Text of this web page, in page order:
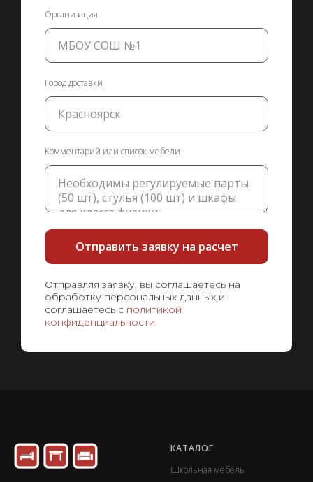
Организация
Город доставки
Комментарий или список мебели
Отправить заявку на расчет
Отправляя заявку, вы соглашаетесь на
обработку персональных данных и
соглашаетесь с политикой
конфиденциальности
КАТАЛОГ
Школьная мебель